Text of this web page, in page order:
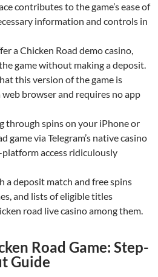
contributes to the game’s ease of
information and controls in
a Chicken Road demo casino,
game without making a deposit.
this version of the game is
browser and requires no app
through spins on your iPhone or
game via Telegram’s native casino
access ridiculously
a deposit match and free spins
and lists of eligible titles
road live casino among them.
Road Game: Step-
Guide